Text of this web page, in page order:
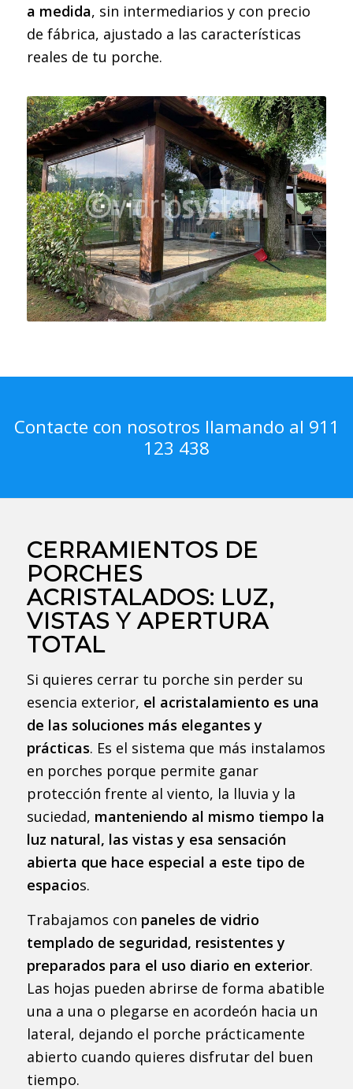
a medida, sin intermediarios y con precio
de fábrica, ajustado a las características
reales de tu porche.
Contacte con nosotros llamando al 911
123 438
CERRAMIENTOS DE
PORCHES
ACRISTALADOS: LUZ,
VISTAS Y APERTURA
TOTAL
Si quieres cerrar tu porche sin perder su
esencia exterior, el acristalamiento es una
de las soluciones más elegantes y
prácticas. Es el sistema que más instalamos
en porches porque permite ganar
protección frente al viento, la lluvia y la
suciedad, manteniendo al mismo tiempo la
luz natural, las vistas y esa sensación
abierta que hace especial a este tipo de
espacios.
Trabajamos con paneles de vidrio
templado de seguridad, resistentes y
preparados para el uso diario en exterior.
Las hojas pueden abrirse de forma abatible
una a una o plegarse en acordeón hacia un
lateral, dejando el porche prácticamente
abierto cuando quieres disfrutar del buen
tiempo.